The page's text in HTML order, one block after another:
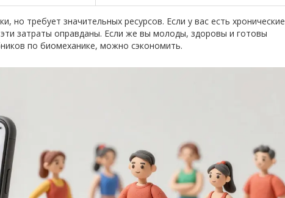
но требует значительных ресурсов. Если у вас есть хронические
затраты оправданы. Если же вы молоды, здоровы и готовы
по биомеханике, можно сэкономить.